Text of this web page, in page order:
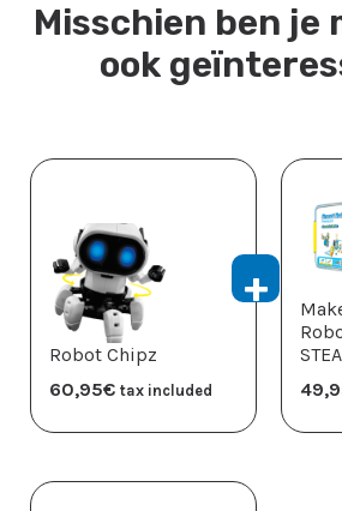
Misschien ben je
ook
Robot Chipz
60,95​€ tax included